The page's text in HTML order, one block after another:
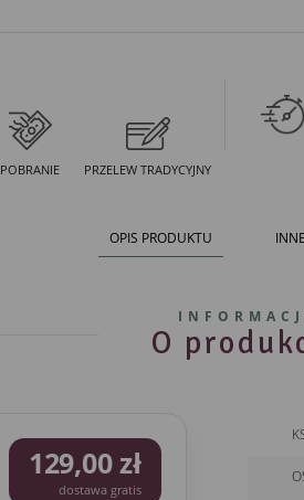
POBRANIE PRZELEW TRADYCYJNY
OPIS PRODUKTU
O
129,00 zł
dostawa gratis